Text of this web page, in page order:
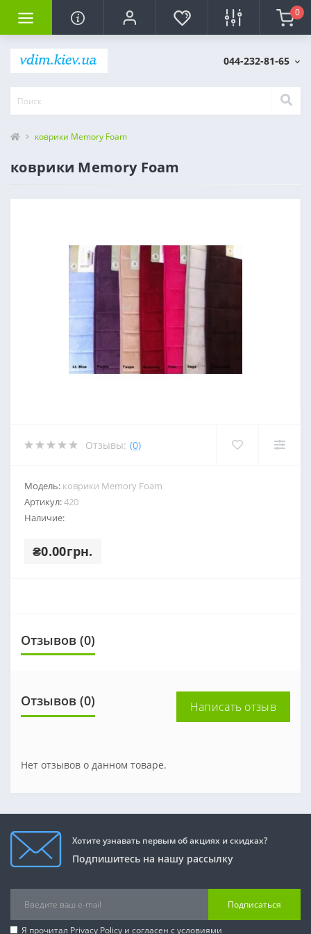
0
044-232-81-65
коврики Memory Foam
коврики Memory Foam
Отзывы: (0)
Модель: коврики Memory Foam
Артикул:420
Наличие:
₴0.00грн.
Отзывов (0)
Отзывов (0) Написать отзыв
Нет отзывов о данном товаре.
Хотите узнавать первым об акциях и скидках?
Подпишитесь на нашу рассылку
Подписаться
Я прочитал Privacy Policy и согласен с условиями